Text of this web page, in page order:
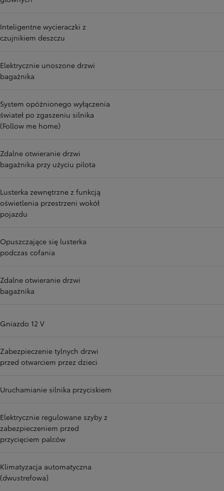
Inteligentne wycieraczki z
czujnikiem deszczu
Elektrycznie unoszone drzwi
bagażnika
System opóźnionego wyłączenia
świateł po zgaszeniu silnika
(Follow me home)
Zdalne otwieranie drzwi
bagażnika przy użyciu pilota
Lusterka zewnętrzne z funkcją
oświetlenia przestrzeni wokół
pojazdu
Opuszczające się lusterka
podczas cofania
Zdalne otwieranie drzwi
bagażnika
Gniazdo 12 V
Zabezpieczenie tylnych drzwi
przed otwarciem przez dzieci
Uruchamianie silnika przyciskiem
Elektrycznie regulowane szyby z
zabezpieczeniem przed
przycięciem palców
Klimatyzacja automatyczna
(dwustrefowa)